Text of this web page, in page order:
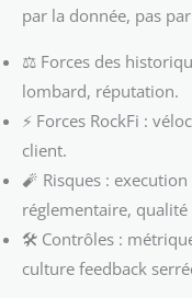
par la donnée, pas
⚖️ Forces des
lombard, réputation.
⚡ Forces RockFi :
client.
🧨 Risques :
réglementaire,
🛠️ Contrôles :
culture feedback